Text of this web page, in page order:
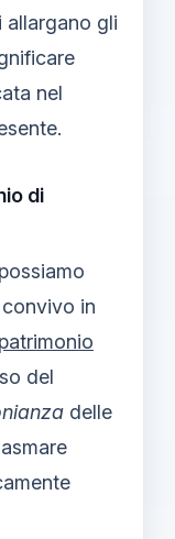
allargano gli
nel
di
in
patrimonio
del
delle